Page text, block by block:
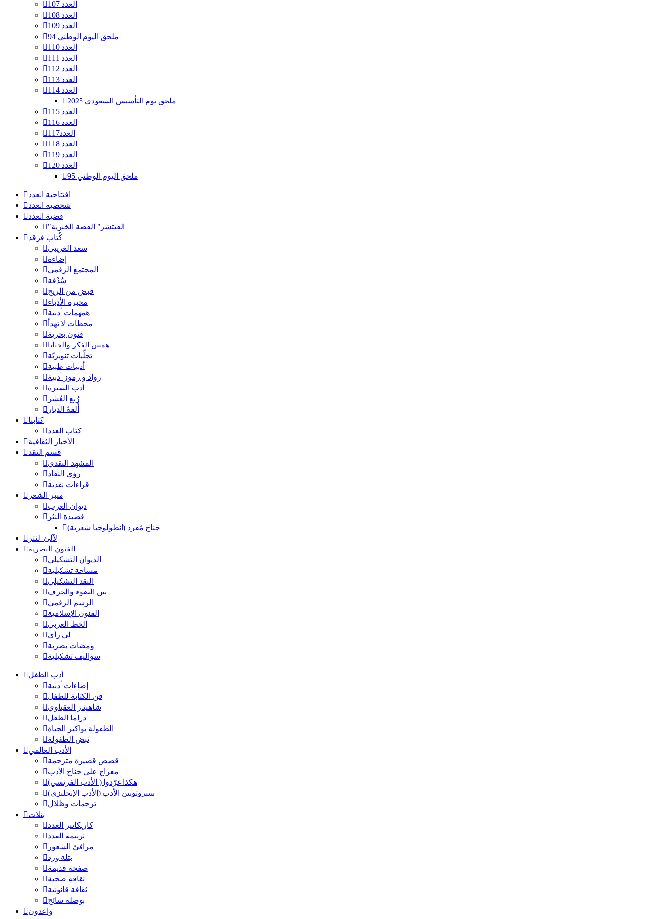
العدد 107
العدد 108
العدد 109
ملحق اليوم الوطني 94
العدد 110
العدد 111
العدد 112
العدد 113
العدد 114
ملحق يوم التأسيس السعودي 2025
العدد 115
العدد 116
العدد117
العدد 118
العدد 119
العدد 120
ملحق اليوم الوطني 95
افتتاحية العدد
شخصية العدد
قضية العدد
"الفيتشر" القصة الخبرية
كُتاب فرقد
سعد الغريبي
إضاءة
المجتمع الرقمي
سُدْفة
قبض من الريح
محبرة الأدباء
همهمات أدبية
محطات لا تهدأ
فنون بحرية
همس الفكر والحنايا
تجلّيات تنويريّة
أدبيات طبية
رواد و رموز أدبية
أدب السيرة
رُبع العُشر
أُلفةُ الديار
كتابنا
كتاب العدد
الأخبار الثقافية
قسم النقد
المشهد النقدي
رؤى النقاد
قراءات نقدية
منبر الشعر
ديوان العرب
قصيدة النثر
جناح مُفرد (انطولوجيا شعرية)
لآلئ النثر
الفنون البصرية
الديوان التشكيلي
مساحة تشكيلية
النقد التشكيلي
بين الضوء والحرف
الرسم الرقمي
الفنون الإسلامية
الخط العربي
لي رأي
ومضات بصرية
سواليف تشكيلية
أدب الطفل
إضاءات أدبية
فن الكتابة للطفل
شاهيناز العقباوي
دراما الطفل
الطفولة بواكير الحياة
نبض الطفولة
الأدب العالمي
قصص قصيرة مترجمة
معراج على جناح الأدب
هكذا غرّدوا ( الأدب الفرنسي)
سيروتونين الأدب (الأدب الإنجليزي)
ترجمات وظلال
بتلات
كاريكاتير العدد
ترنيمة العدد
مرافئ الشعور
بتلة ورد
صفحة قديمة
ثقافة صحية
ثقافة قانونية
بوصلة سائح
واعدون